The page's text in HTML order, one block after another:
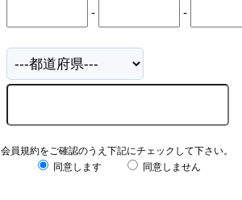
- -
会員規約をご確認のうえ下記にチェックして下さい。
同意します
同意しません